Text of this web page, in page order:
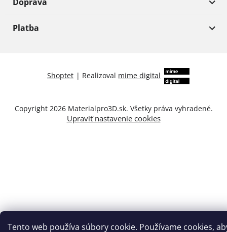
Tento web používa súbory cookie. Používame cookies,
Doprava
Platba
Shoptet | Realizoval mime digital
Copyright 2026 Materialpro3D.sk. Všetky práva vyhradené.
Upraviť nastavenie cookies